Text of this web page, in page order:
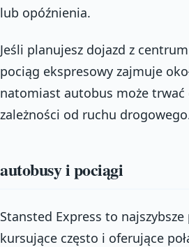
lub opóźnienia.
Jeśli planujesz dojazd z
pociąg ekspresowy zajmuje
natomiast autobus może
zależności od ruchu
autobusy i pociągi
Stansted Express to najszybsze
kursujące często i oferujące